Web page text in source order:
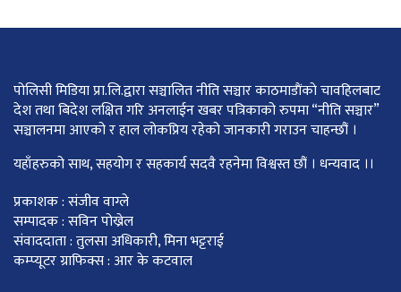
पोलिसी मिडिया प्रा.लि.द्वारा सञ्चालित नीति सञ्चार काठमाडाैंकाे चावहिलबाट
देश तथा बिदेश लक्षित गरि अनलाईन खबर पत्रिकाको रुपमा “नीति सञ्चार”
सञ्चालनमा आएको र हाल लोकप्रिय रहेको जानकारी गराउन चाहन्छौं ।
यहाँहरुको साथ, सहयोग र सहकार्य सदवै रहनेमा विश्वस्त छौं । धन्यवाद ।।
प्रकाशक : संजीव वाग्ले
सम्पादक : सविन पोख्रेल
संवाददाता : तुलसा अधिकारी, मिना भट्टराई
कम्प्यूटर ग्राफिक्स : आर के कटवाल